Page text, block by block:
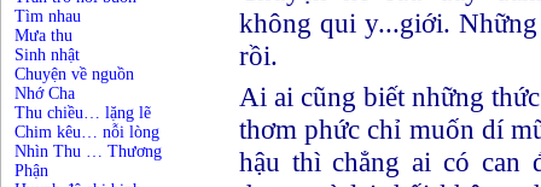
Tìm nhau
Mưa thu
Sinh nhật
Chuyện về nguồn
Nhớ Cha
Thu chiều… lặng lẽ
Chim kêu… nỗi lòng
Nhìn Thu … Thương
Phận
không qui y...giới.
rồi.
Ai ai cũng biết những
thơm phức chỉ muốn dí
hậu thì chẳng ai có can